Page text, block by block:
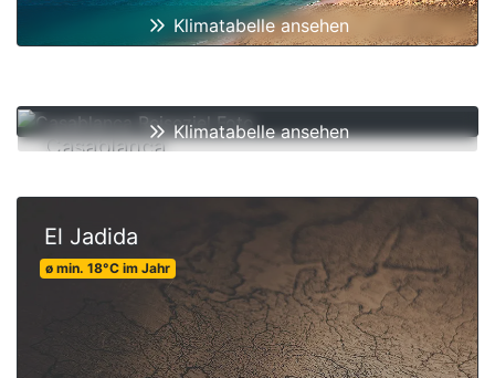
Klimatabelle ansehen
Casablanca
Klimatabelle ansehen
El Jadida
ø min. 18°C im Jahr